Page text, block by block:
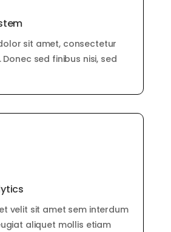
Business One
S4HANA Cloud
de 400 clientes!
sit amet, consectetur
sed finibus nisi, sed
velit sit amet sem interdum
aliquet mollis etiam